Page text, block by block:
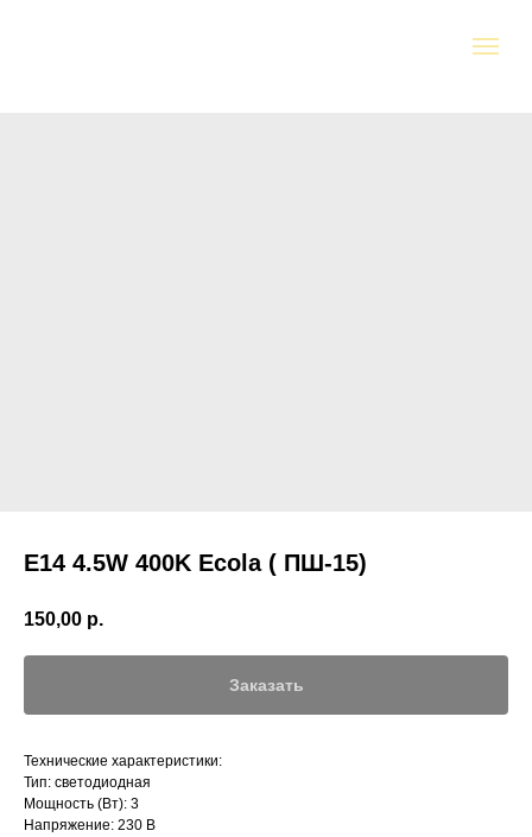
Е14 4.5W 400K Ecola ( ПШ-15)
150,00 р.
Заказать
Технические характеристики:
Тип: светодиодная
Мощность (Вт): 3
Напряжение: 230 В